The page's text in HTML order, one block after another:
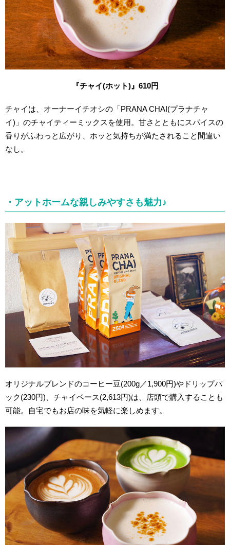
『チャイ(ホット)』610円
チャイは、オーナーイチオシの「PRANA CHAI(プラナチャ
イ)」のチャイティーミックスを使用。甘さとともにスパイスの
香りがふわっと広がり、ホッと気持ちが満たされること間違い
なし。
・アットホームな親しみやすさも魅力♪
オリジナルブレンドのコーヒー豆(200g／1,900円)やドリップパ
ック(230円)、チャイベース(2,613円)は、店頭で購入することも
可能。自宅でもお店の味を気軽に楽しめます。